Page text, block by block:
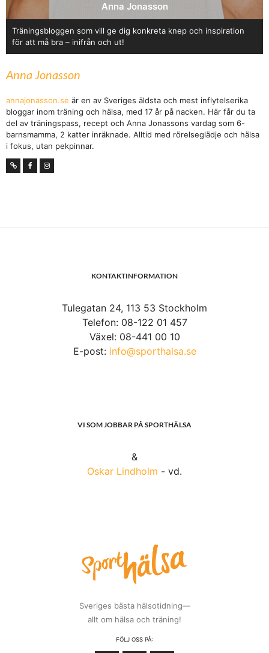
Anna Jonasson
Träningsbloggen som vill ge dig konkreta knep och inspiration
för att må bra – inifrån och ut!
Anna Jonasson
annajonasson.se är en av Sveriges äldsta och mest inflytelserika
bloggar inom träning och hälsa, med 17 år på nacken. Här får du ta
del av träningspass, recept och Anna Jonassons vardag som 6-
barnsmamma, 2 katter inräknade. Alltid med rörelseglädje och hälsa
i fokus, utan pekpinnar.
KONTAKTINFORMATION
Tulegatan 24, 113 53 Stockholm
Telefon: 08-122 01 457
Växel: 08-441 00 10
E-post: info@sporthalsa.se
VI SOM JOBBAR PÅ SPORTHÄLSA
&
Oskar Lindholm - vd.
Sveriges bästa hälsotidning—
allt om hälsa och träning!
FÖLJ OSS PÅ: